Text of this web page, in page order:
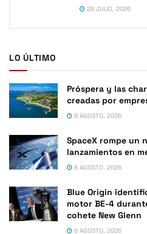
28 JULIO, 2026
LO ÚLTIMO
Próspera y las
creadas por
6 AGOSTO, 2026
SpaceX rompe un
lanzamientos en
6 AGOSTO, 2026
Blue Origin
motor BE-4
cohete New Glenn
6 AGOSTO, 2026